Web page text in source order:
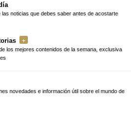
las noticias que debes saber antes de acostarte
los mejores contenidos de la semana, exclusiva
novedades e información útil sobre el mundo de